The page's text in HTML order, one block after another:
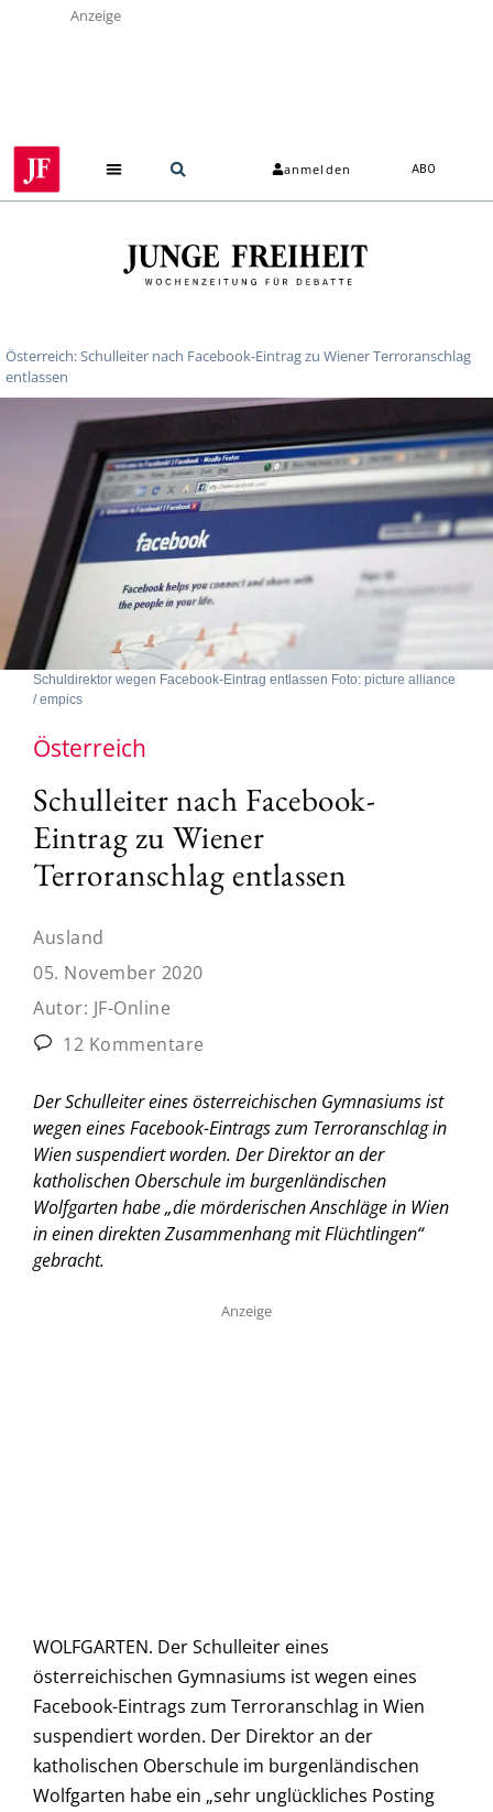
Anzeige
anmelden ABO
Österreich: Schulleiter nach Facebook-Eintrag zu Wiener Terroranschlag
entlassen
Schuldirektor wegen Facebook-Eintrag entlassen Foto: picture alliance
/ empics
Österreich
Schulleiter nach Facebook-
Eintrag zu Wiener
Terroranschlag entlassen
Ausland
05. November 2020
Autor: JF-Online
12 Kommentare
Der Schulleiter eines österreichischen Gymnasiums ist
wegen eines Facebook-Eintrags zum Terroranschlag in
Wien suspendiert worden. Der Direktor an der
katholischen Oberschule im burgenländischen
Wolfgarten habe „die mörderischen Anschläge in Wien
in einen direkten Zusammenhang mit Flüchtlingen“
gebracht.
Anzeige
WOLFGARTEN. Der Schulleiter eines
österreichischen Gymnasiums ist wegen eines
Facebook-Eintrags zum Terroranschlag in Wien
suspendiert worden. Der Direktor an der
katholischen Oberschule im burgenländischen
Wolfgarten habe ein „sehr unglückliches Posting